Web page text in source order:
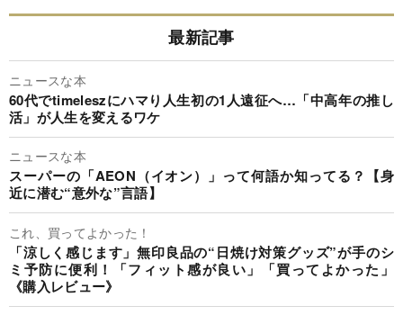
最新記事
ニュースな本
60代でtimeleszにハマり人生初の1人遠征へ…「中高年の推し
活」が人生を変えるワケ
ニュースな本
スーパーの「AEON（イオン）」って何語か知ってる？【身
近に潜む“意外な”言語】
これ、買ってよかった！
「涼しく感じます」無印良品の“日焼け対策グッズ”が手のシ
ミ予防に便利！「フィット感が良い」「買ってよかった」
《購入レビュー》